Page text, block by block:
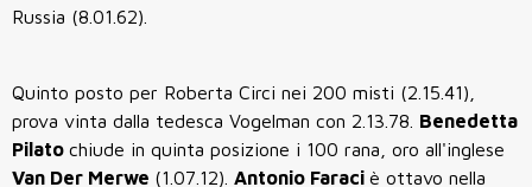
Russia (8.01.62).
Quinto posto per Roberta Circi nei 200 misti (2.15.41),
prova vinta dalla tedesca Vogelman con 2.13.78. Benedetta
Pilato chiude in quinta posizione i 100 rana, oro all'inglese
Van Der Merwe (1.07.12). Antonio Faraci è ottavo nella